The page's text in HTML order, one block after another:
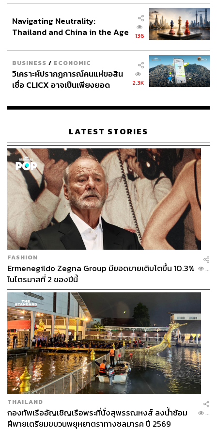
Navigating Neutrality:
Thailand and China in the Age
136
BUSINESS / ECONOMIC
วิเคราะห์ปรากฏการณ์คนแห่ขอสิน
เชื่อ CLICX อาจเป็นเพียงยอด
เรือนไทยที่ถูกซุกไว้
2.3K
LATEST STORIES
FASHION
Ermenegildo Zegna Group มียอดขายเติบโตขึ้น 10.3%
ในไตรมาสที่ 2 ของปีนี้
...
THAILAND
กองทัพเรืออัญเชิญเรือพระที่นั่งสุพรรณหงส์ ลงน้ำซ้อม
ฝีพายเตรียมขบวนพยุหยาตราทางชลมารค ปี 2569
...